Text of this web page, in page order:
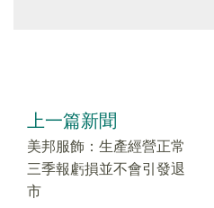
上一篇新聞
美邦服飾：生產經營正常
三季報虧損並不會引發退
市